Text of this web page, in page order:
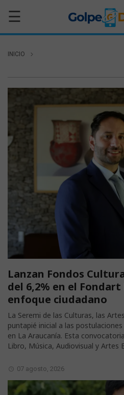
☰
INICIO
Lanzan Fondos
del 6,2% en el
enfoque ciudadano
La Seremi de las Culturas, las
puntapié inicial a las
en La Araucanía. Esta
Libro, Música, Audiovisual y Artes
07 agosto, 2026